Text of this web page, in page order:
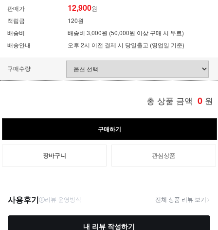
판매가
12,900원
적립금
120원
배송비
배송비 3,000원 (50,000원 이상 구매 시 무료)
배송안내
오후 2시 이전 결제 시 당일출고 (영업일 기준)
구매수량
총 상품 금액 0 원
구매하기
장바구니 관심상품